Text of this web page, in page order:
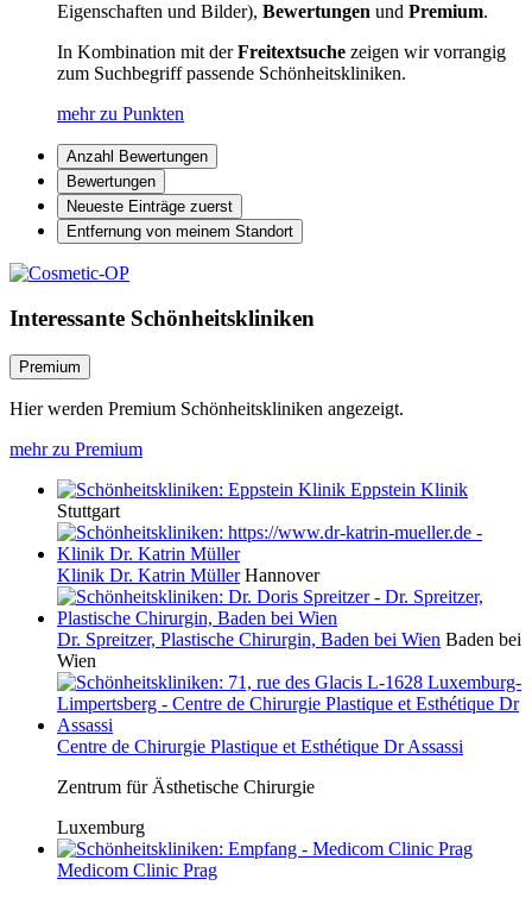
Eigenschaften und Bilder), Bewertungen und Premium.
In Kombination mit derFreitextsuche zeigen wir vorrangig
zum Suchbegriff passende Schönheitskliniken.
mehr zu Punkten
Anzahl Bewertungen
Bewertungen
Neueste Einträge zuerst
Entfernung von meinem Standort
Interessante Schönheitskliniken
Premium
Hier werden Premium Schönheitskliniken angezeigt.
mehr zu Premium
Eppstein Klinik
Stuttgart
Klinik Dr. Katrin Müller Hannover
Dr. Spreitzer, Plastische Chirurgin, Baden bei Wien Baden bei
Wien
Centre de Chirurgie Plastique et Esthétique Dr Assassi
Zentrum für Ästhetische Chirurgie
Luxemburg
Medicom Clinic Prag